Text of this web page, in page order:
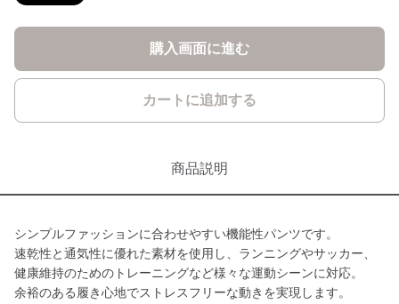
購入画面に進む
カートに追加する
商品説明
シンプルファッションに合わせやすい機能性パンツです。
速乾性と通気性に優れた素材を使用し、ランニングやサッカー、
健康維持のためのトレーニングなど様々な運動シーンに対応。
余裕のある履き心地でストレスフリーな動きを実現します。